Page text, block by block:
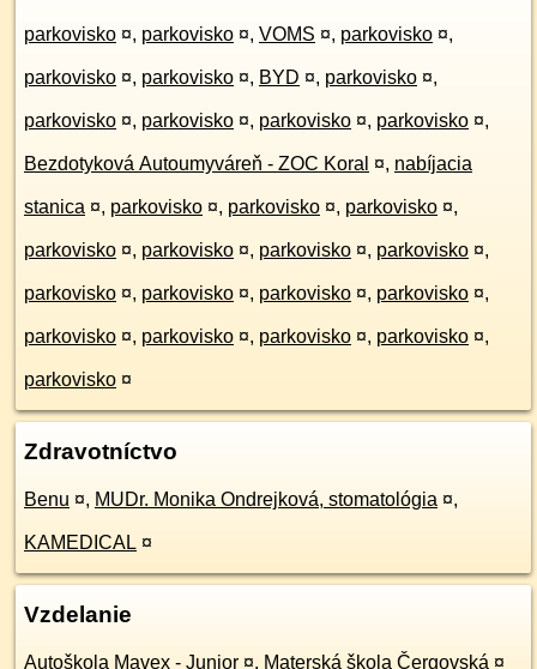
parkovisko ¤, parkovisko ¤, VOMS ¤, parkovisko ¤,
parkovisko ¤, parkovisko ¤, BYD ¤, parkovisko ¤,
parkovisko ¤, parkovisko ¤, parkovisko ¤, parkovisko ¤,
Bezdotyková Autoumyváreň - ZOC Koral ¤, nabíjacia
stanica ¤, parkovisko ¤, parkovisko ¤, parkovisko ¤,
parkovisko ¤, parkovisko ¤, parkovisko ¤, parkovisko ¤,
parkovisko ¤, parkovisko ¤, parkovisko ¤, parkovisko ¤,
parkovisko ¤, parkovisko ¤, parkovisko ¤, parkovisko ¤,
parkovisko ¤
Zdravotníctvo
Benu ¤, MUDr. Monika Ondrejková, stomatológia ¤,
KAMEDICAL ¤
Vzdelanie
Autoškola Mavex - Junior ¤, Materská škola Čergovská ¤